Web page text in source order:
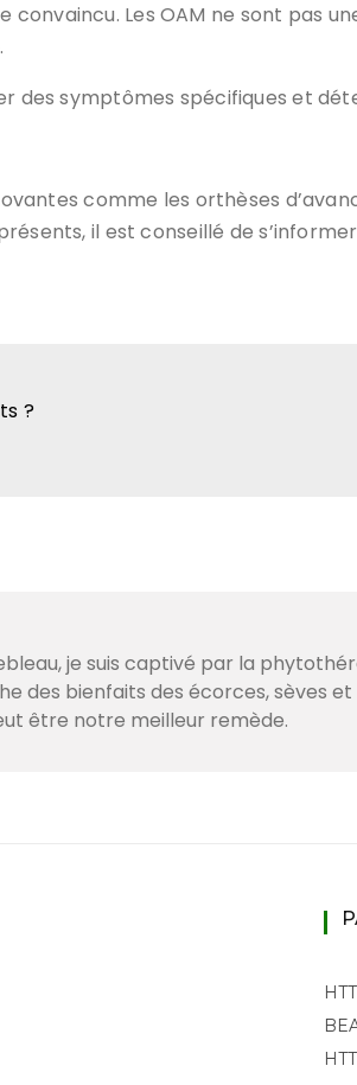
Les OAM ne sont pas
.
symptômes spécifiques et
comme les orthèses
il est conseillé de
?
je suis captivé par la
des bienfaits des écorces, sèves
être notre meilleur remède.